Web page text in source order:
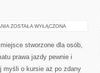
LAND
ZOSTAŁA WYŁĄCZONA
stworzone dla osób,
prawa jazdy pewnie i
myśli o kursie aż po zdany